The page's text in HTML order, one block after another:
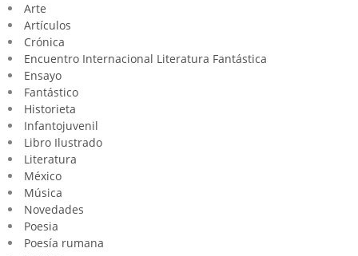
Arte
Artículos
Crónica
Encuentro Internacional Literatura Fantástica
Ensayo
Fantástico
Historieta
Infantojuvenil
Libro Ilustrado
Literatura
México
Música
Novedades
Poesia
Poesía rumana